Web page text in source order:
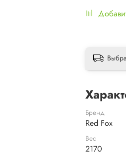
Бренд
Red Fox
Вес
2170